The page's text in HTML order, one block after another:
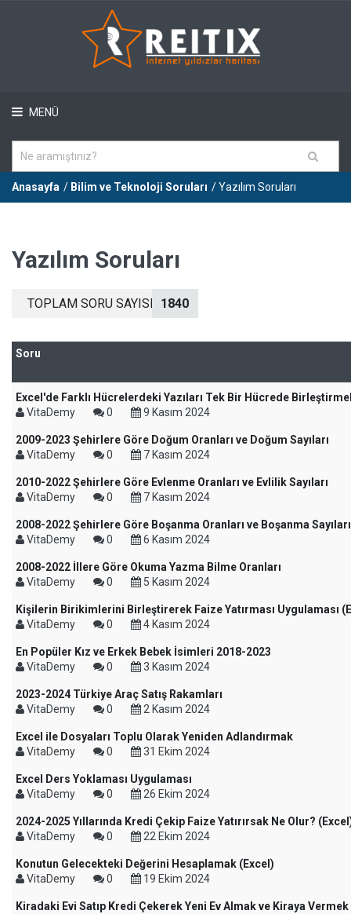
MENÜ
Anasayfa / Bilim ve Teknoloji Soruları / Yazılım Soruları
Yazılım Soruları
TOPLAM SORU SAYISI 1840
Soru
Excel'de Farklı Hücrelerdeki Yazıları Tek Bir Hücrede
VitaDemy
0 9 Kasım 2024
2009-2023 Şehirlere Göre Doğum Oranları ve Doğum Sayıları
VitaDemy
0 7 Kasım 2024
2010-2022 Şehirlere Göre Evlenme Oranları ve Evlilik Sayıları
VitaDemy
0 7 Kasım 2024
2008-2022 Şehirlere Göre Boşanma Oranları ve Boşanma Sayıları
VitaDemy
0 6 Kasım 2024
2008-2022 İllere Göre Okuma Yazma Bilme Oranları
VitaDemy
0 5 Kasım 2024
Kişilerin Birikimlerini Birleştirerek Faize Yatırması Uygulaması
VitaDemy
0 4 Kasım 2024
En Popüler Kız ve Erkek Bebek İsimleri 2018-2023
VitaDemy
0 3 Kasım 2024
2023-2024 Türkiye Araç Satış Rakamları
VitaDemy
0 2 Kasım 2024
Excel ile Dosyaları Toplu Olarak Yeniden Adlandırmak
VitaDemy
0 31 Ekim 2024
Excel Ders Yoklaması Uygulaması
VitaDemy
0 26 Ekim 2024
2024-2025 Yıllarında Kredi Çekip Faize Yatırırsak Ne Olur?
VitaDemy
0 22 Ekim 2024
Konutun Gelecekteki Değerini Hesaplamak (Excel)
VitaDemy
0 19 Ekim 2024
Kiradaki Evi Satıp Kredi Çekerek Yeni Ev Almak ve Kiraya